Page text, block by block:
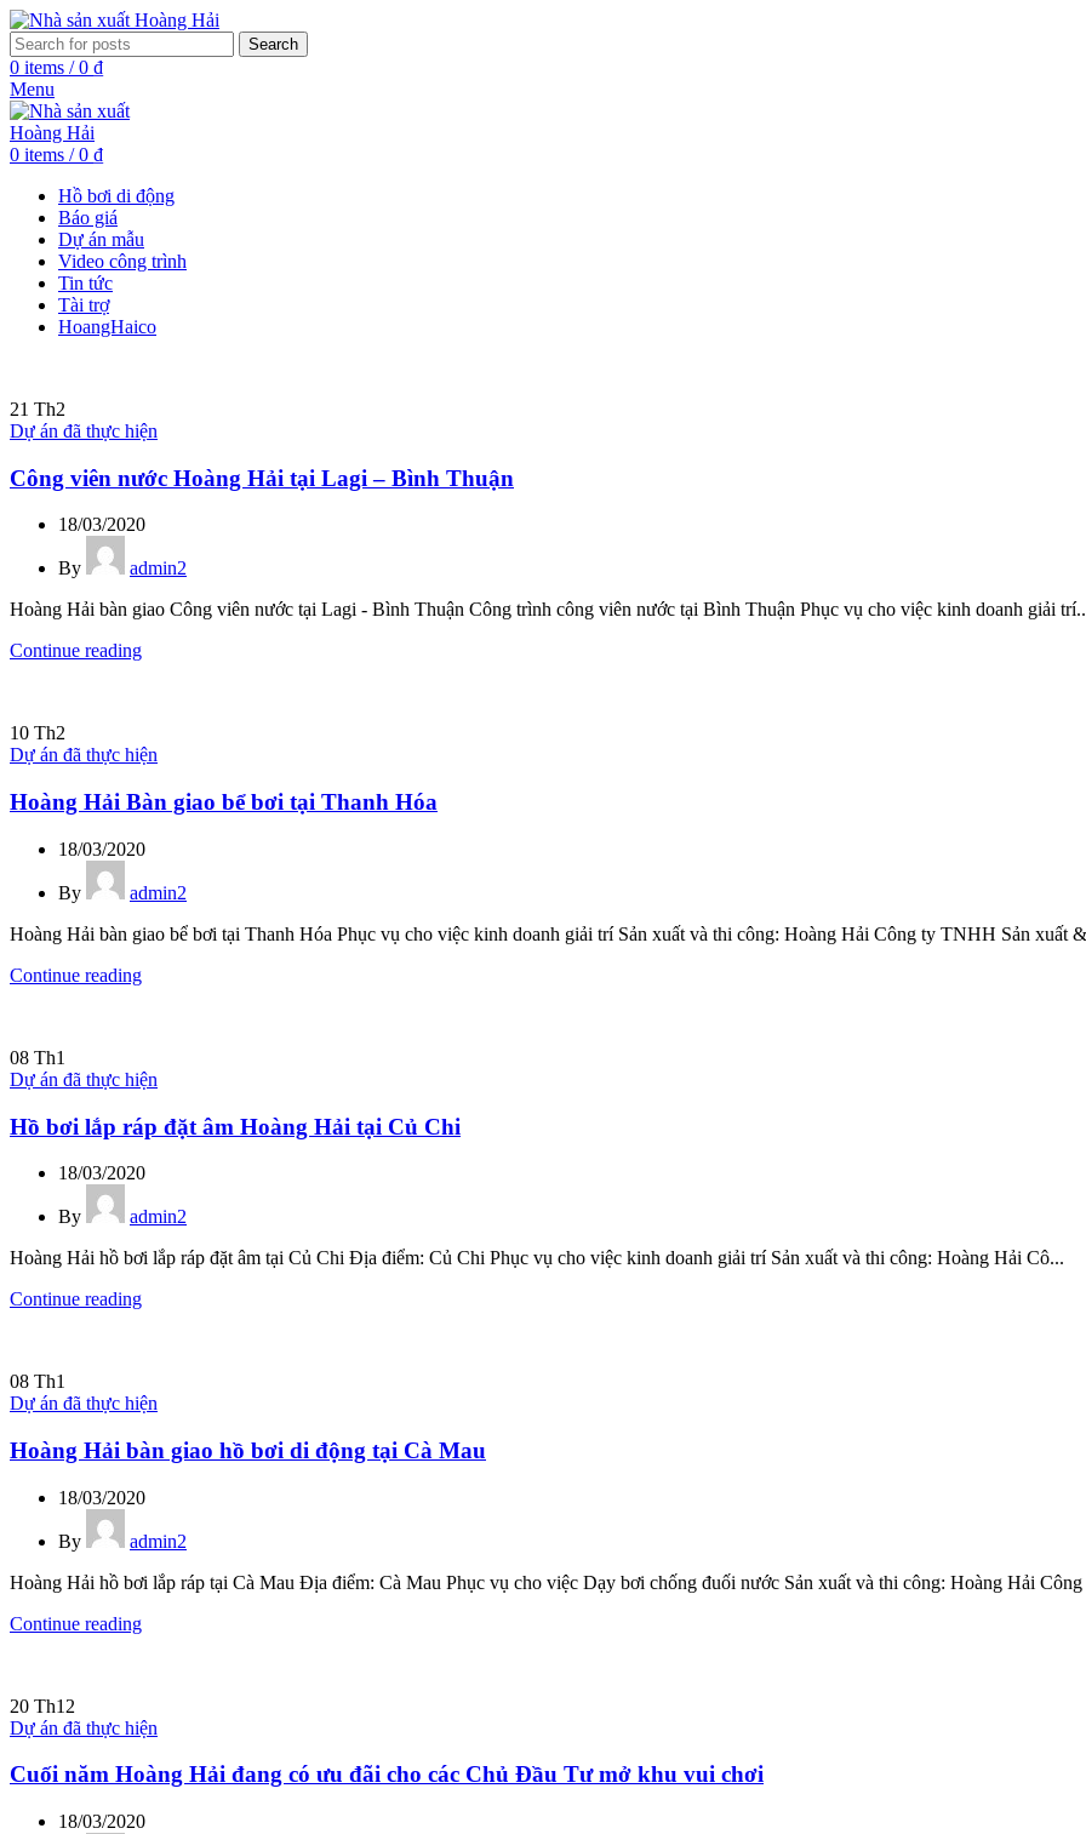
Search
0 items / 0 ₫
Menu
0 items / 0 ₫
Hồ bơi di động
Báo giá
Dự án mẫu
Video công trình
Tin tức
Tài trợ
HoangHaico
21 Th2
Dự án đã thực hiện
Công viên nước Hoàng Hải tại Lagi – Bình Thuận
18/03/2020
By
admin2
Hoàng Hải bàn giao Công viên nước tại Lagi - Bình Thuận Công trình công viên nước tại Bình Thuận Phục vụ cho việc kinh doanh giải
Continue reading
10 Th2
Dự án đã thực hiện
Hoàng Hải Bàn giao bể bơi tại Thanh Hóa
18/03/2020
By
admin2
Hoàng Hải bàn giao bể bơi tại Thanh Hóa Phục vụ cho việc kinh doanh giải trí Sản xuất và thi công: Hoàng Hải Công ty TNHH Sản xuất
Continue reading
08 Th1
Dự án đã thực hiện
Hồ bơi lắp ráp đặt âm Hoàng Hải tại Củ Chi
18/03/2020
By
admin2
Hoàng Hải hồ bơi lắp ráp đặt âm tại Củ Chi Địa điểm: Củ Chi Phục vụ cho việc kinh doanh giải trí Sản xuất và thi công: Hoàng Hải Cô...
Continue reading
08 Th1
Dự án đã thực hiện
Hoàng Hải bàn giao hồ bơi di động tại Cà Mau
18/03/2020
By
admin2
Hoàng Hải hồ bơi lắp ráp tại Cà Mau Địa điểm: Cà Mau Phục vụ cho việc Dạy bơi chống đuối nước Sản xuất và thi công: Hoàng Hải Công
Continue reading
20 Th12
Dự án đã thực hiện
Cuối năm Hoàng Hải đang có ưu đãi cho các Chủ Đầu Tư mở khu vui chơi
18/03/2020